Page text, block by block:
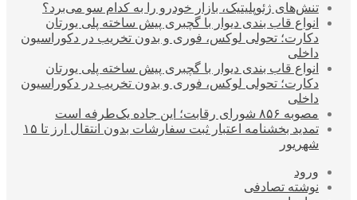
تنش‌های ژئوپلیتیک، بازار خودرو را به کدام سو می‌برد؟
انواع قاب بندی دیوار با گچبری پیش ساخته پلی یورتان
دکارت؛ تحولی لوکس، فوری و بدون تخریب در دکوراسیون
داخلی
انواع قاب بندی دیوار با گچبری پیش ساخته پلی یورتان
دکارت؛ تحولی لوکس، فوری و بدون تخریب در دکوراسیون
داخلی
مصوبه ۸۵۶ شورای رقابت؛ این جاده یک‌طرفه است
تمدید بخشنامه اعتبار ثبت سفارشات بدون انتقال ارز تا ۱۵
شهریور
ورود
نوشته تصادفی